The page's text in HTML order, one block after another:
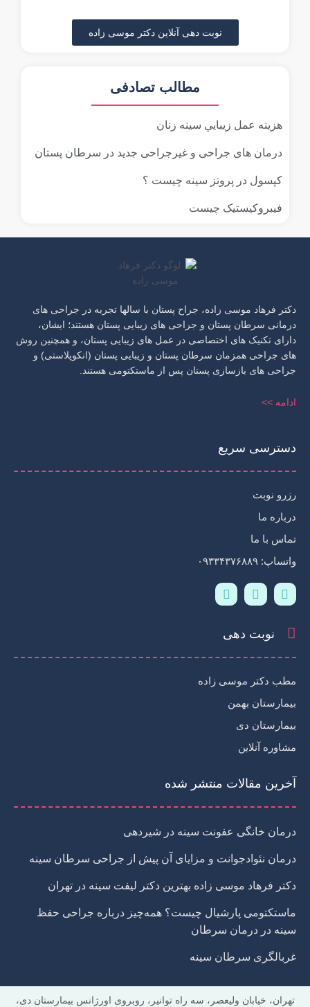
نوبت دهی آنلاین دکتر موسی زاده
مطالب تصادفی
هزینه عمل زيبايي سينه زنان
درمان های جراحی و غیرجراحی جدید در سرطان پستان
کپسول در پروتز سینه چیست ؟
فیبروکیستیک چیست
دکتر فرهاد موسی زاده، جراح پستان با سالها تجربه در جراحی های
درمانی سرطان پستان و جراحی های زیبایی پستان هستند؛ ایشان،
دارای تکنیک های اختصاصی در عمل های زیبایی پستان، و همچنین روش
های جراحی همزمان سرطان پستان و زیبایی پستان (انکوپلاستی) و
جراحی های بازسازی پستان پس از ماستکتومی هستند.
ادامه >>
دسترسی سریع
رزرو نوبت
درباره ما
تماس با ما
واتساپ: ۰۹۳۳۴۳۷۶۸۸۹
W
h
p
I
n
a
m
T
e
g
-
نوبت دهی
مطب دکتر موسی زاده
بیمارستان بهمن
بیمارستان دی
مشاوره آنلاین
آخرین مقالات منتشر شده
درمان خانگی عفونت سینه در شیردهی
درمان نئوادجوانت و مزایای آن پیش از جراحی سرطان سینه
دکتر فرهاد موسی زاده بهترین دکتر لیفت سینه در تهران
ماستکتومی پارشیال چیست؟ همه‌چیز درباره جراحی حفظ
سینه در درمان سرطان
غربالگری سرطان سینه
تهران، خیابان ولیعصر، سه راه توانیر، روبروی اورژانس بیمارستان دی،